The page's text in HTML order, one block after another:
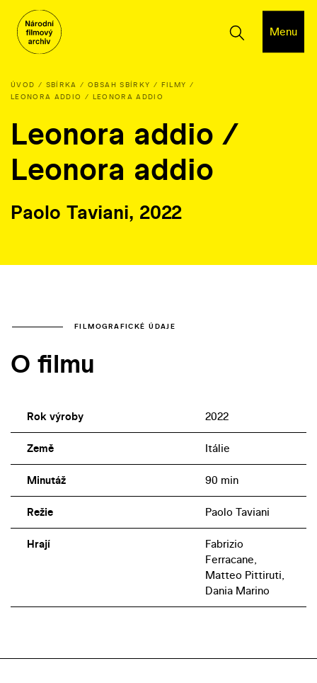
Menu
ÚVOD SBÍRKA OBSAH SBÍRKY
FILMY
LEONORA ADDIO / LEONORA ADDIO
Leonora addio /
Leonora addio
Paolo Taviani, 2022
FILMOGRAFICKÉ ÚDAJE
O filmu
Rok výroby 2022
Země Itálie
Minutáž 90 min
Režie Paolo Taviani
Hrají
Fabrizio
Ferracane,
Matteo Pittiruti,
Dania Marino